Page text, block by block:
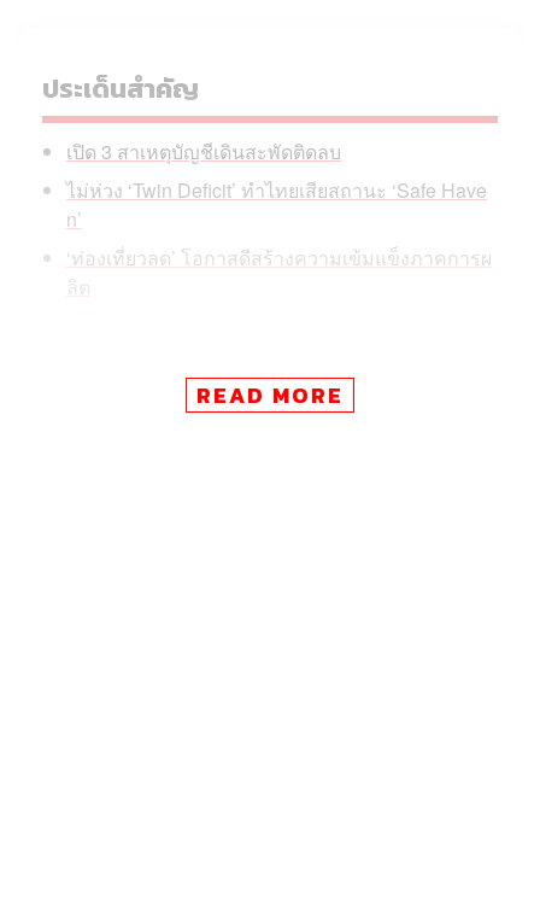
ประเด็นสำคัญ
เปิด 3 สาเหตุบัญชีเดินสะพัดติดลบ
ไม่ห่วง ‘Twin Deficit’ ทำไทยเสียสถานะ ‘Safe Have
n’
‘ท่องเที่ยวลด’ โอกาสดีสร้างความเข้มแข็งภาคการผ
ลิต
วันนี้ (29 พฤษภาคม) ดร.สันติธาร เสถียรไทย กรรมการผู้ช่วย
READ MORE